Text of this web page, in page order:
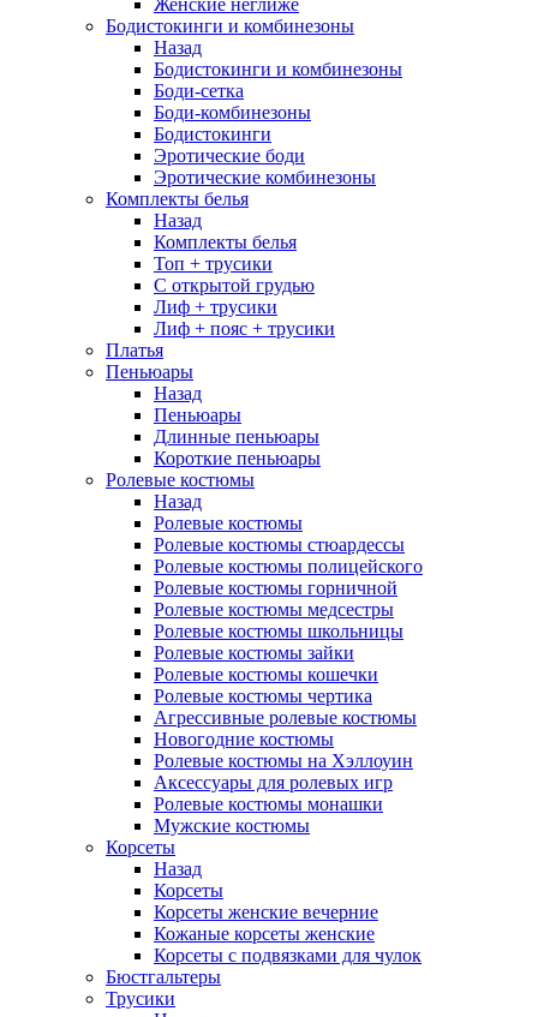
Женские неглиже
Бодистокинги и комбинезоны
Назад
Бодистокинги и комбинезоны
Боди-сетка
Боди-комбинезоны
Бодистокинги
Эротические боди
Эротические комбинезоны
Комплекты белья
Назад
Комплекты белья
Топ + трусики
С открытой грудью
Лиф + трусики
Лиф + пояс + трусики
Платья
Пеньюары
Назад
Пеньюары
Длинные пеньюары
Короткие пеньюары
Ролевые костюмы
Назад
Ролевые костюмы
Ролевые костюмы стюардессы
Ролевые костюмы полицейского
Ролевые костюмы горничной
Ролевые костюмы медсестры
Ролевые костюмы школьницы
Ролевые костюмы зайки
Ролевые костюмы кошечки
Ролевые костюмы чертика
Агрессивные ролевые костюмы
Новогодние костюмы
Ролевые костюмы на Хэллоуин
Аксессуары для ролевых игр
Ролевые костюмы монашки
Мужские костюмы
Корсеты
Назад
Корсеты
Корсеты женские вечерние
Кожаные корсеты женские
Корсеты с подвязками для чулок
Бюстгальтеры
Трусики